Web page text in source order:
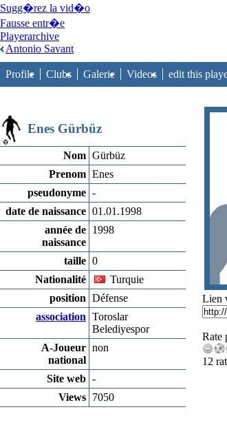
Sugg�rez la vid�o
Fausse entr�e
Playerarchive
Antonio Savant
Profile Clubs Galerie Videos edit this
Enes Gürbüz
Nom Gürbüz
Prenom Enes
pseudonyme -
date de naissance 01.01.1998
année de
naissance
1998
taille 0
Nationalité
Turquie
position Défense
association Toroslar
Belediyespor
A-Joueur
national
non
Site web -
Views 7050
Lien
Rate
12